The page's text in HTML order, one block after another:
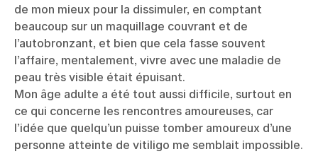
de mon mieux pour la dissimuler, en comptant
beaucoup sur un maquillage couvrant et de
l’autobronzant, et bien que cela fasse souvent
l’affaire, mentalement, vivre avec une maladie de
peau très visible était épuisant.
Mon âge adulte a été tout aussi difficile, surtout en
ce qui concerne les rencontres amoureuses, car
l’idée que quelqu’un puisse tomber amoureux d’une
personne atteinte de vitiligo me semblait impossible.